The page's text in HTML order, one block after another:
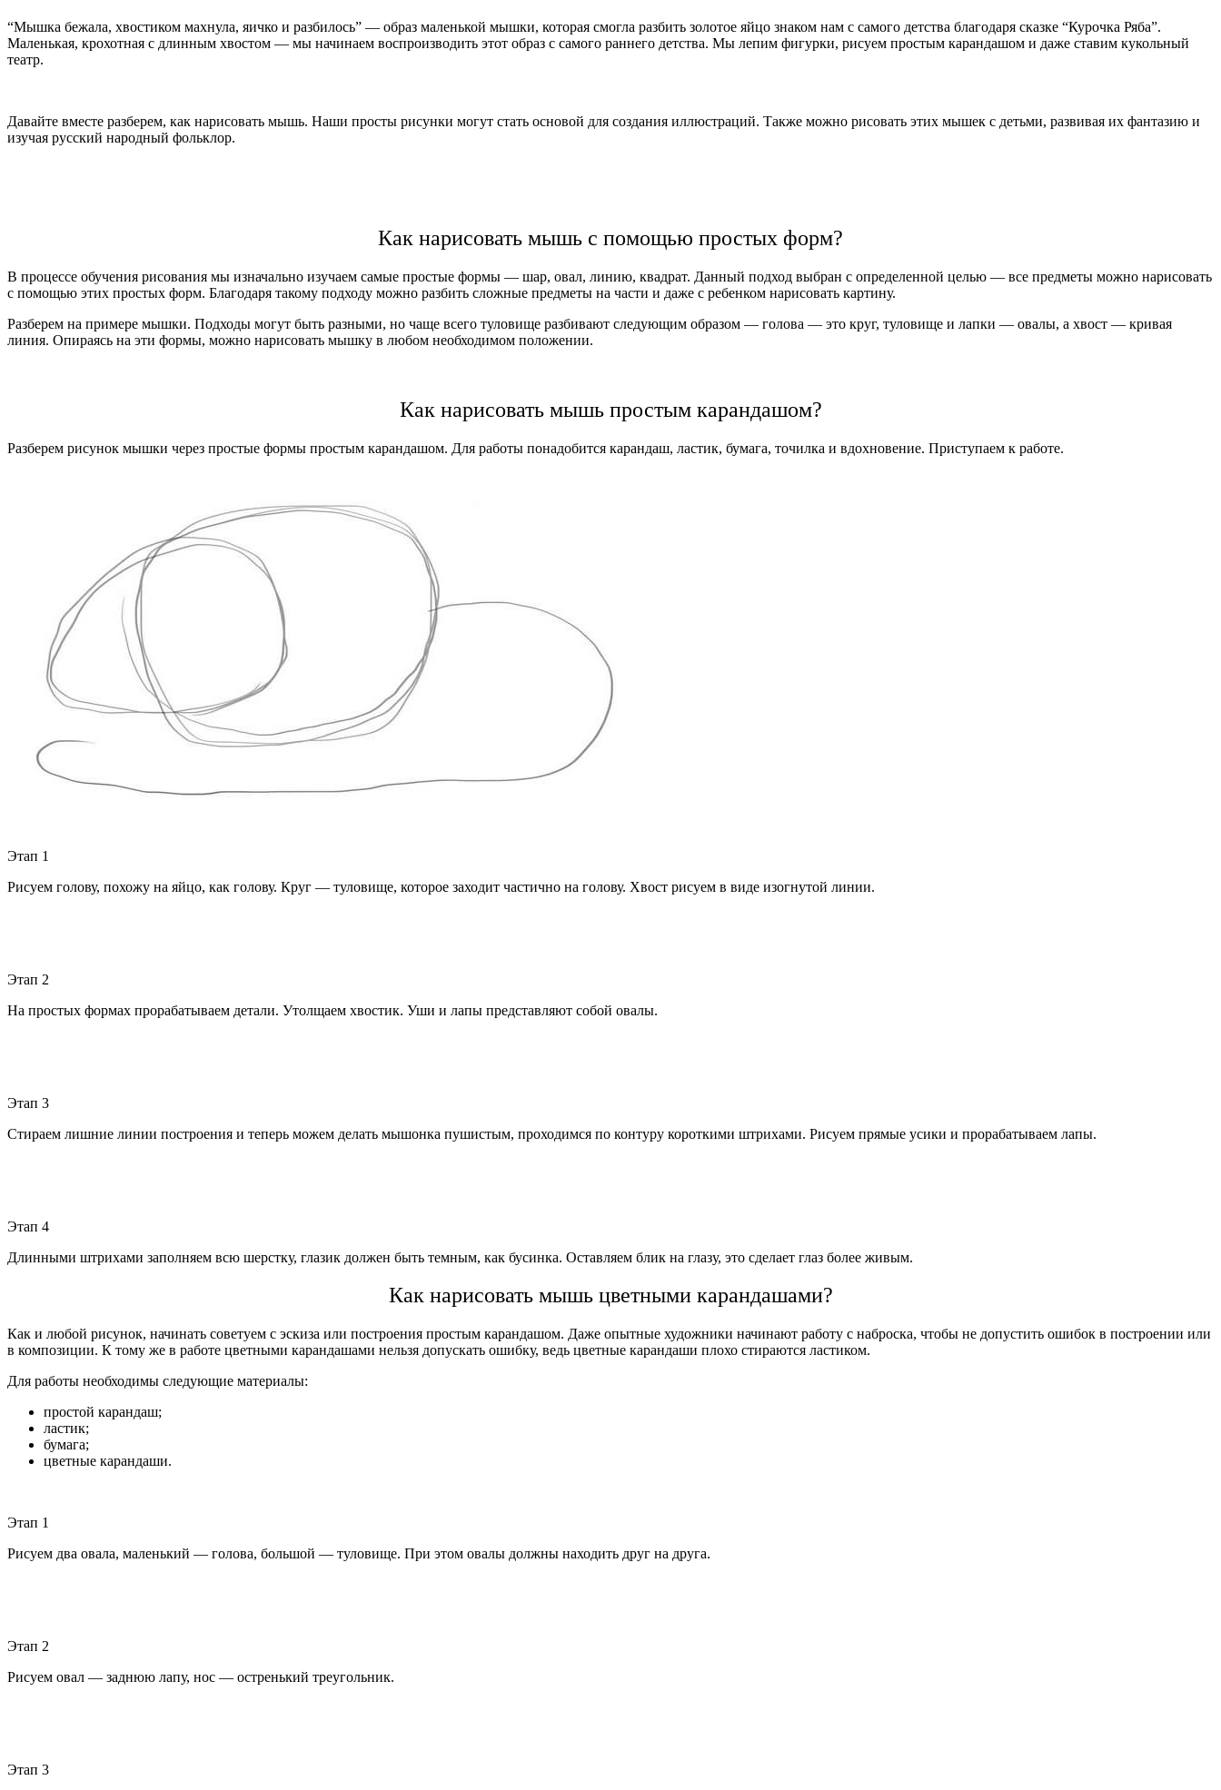
“Мышка бежала, хвостиком махнула, яичко и разбилось” — образ маленькой мышки, которая смогла разбить золотое яйцо знаком нам с самого детства благодаря сказке “Курочка Ряба”.
Маленькая, крохотная с длинным хвостом — мы начинаем воспроизводить этот образ с самого раннего детства. Мы лепим фигурки, рисуем простым карандашом и даже ставим кукольный
театр.
Давайте вместе разберем, как нарисовать мышь. Наши просты рисунки могут стать основой для создания иллюстраций. Также можно рисовать этих мышек с детьми, развивая их фантазию и
изучая русский народный фольклор.
Как нарисовать мышь с помощью простых форм?
В процессе обучения рисования мы изначально изучаем самые простые формы — шар, овал, линию, квадрат. Данный подход выбран с определенной целью — все предметы можно нарисовать
с помощью этих простых форм. Благодаря такому подходу можно разбить сложные предметы на части и даже с ребенком нарисовать картину.
Разберем на примере мышки. Подходы могут быть разными, но чаще всего туловище разбивают следующим образом — голова — это круг, туловище и лапки — овалы, а хвост — кривая
линия. Опираясь на эти формы, можно нарисовать мышку в любом необходимом положении.
Как нарисовать мышь простым карандашом?
Разберем рисунок мышки через простые формы простым карандашом. Для работы понадобится карандаш, ластик, бумага, точилка и вдохновение. Приступаем к работе.
Этап 1
Рисуем голову, похожу на яйцо, как голову. Круг — туловище, которое заходит частично на голову. Хвост рисуем в виде изогнутой линии.
Этап 2
На простых формах прорабатываем детали. Утолщаем хвостик. Уши и лапы представляют собой овалы.
Этап 3
Стираем лишние линии построения и теперь можем делать мышонка пушистым, проходимся по контуру короткими штрихами. Рисуем прямые усики и прорабатываем лапы.
Этап 4
Длинными штрихами заполняем всю шерстку, глазик должен быть темным, как бусинка. Оставляем блик на глазу, это сделает глаз более живым.
Как нарисовать мышь цветными карандашами?
Как и любой рисунок, начинать советуем с эскиза или построения простым карандашом. Даже опытные художники начинают работу с наброска, чтобы не допустить ошибок в построении или
в композиции. К тому же в работе цветными карандашами нельзя допускать ошибку, ведь цветные карандаши плохо стираются ластиком.
Для работы необходимы следующие материалы:
простой карандаш;
ластик;
бумага;
цветные карандаши.
Этап 1
Рисуем два овала, маленький — голова, большой — туловище. При этом овалы должны находить друг на друга.
Этап 2
Рисуем овал — заднюю лапу, нос — остренький треугольник.
Этап 3